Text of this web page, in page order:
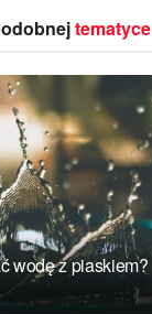
tematyce
wodę z piaskiem?